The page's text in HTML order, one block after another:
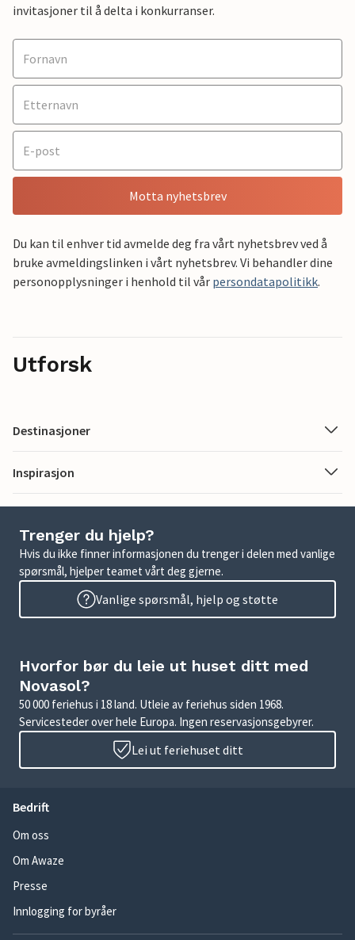
invitasjoner til å delta i konkurranser.
Motta nyhetsbrev
Du kan til enhver tid avmelde deg fra vårt nyhetsbrev ved å
bruke avmeldingslinken i vårt nyhetsbrev. Vi behandler dine
personopplysninger i henhold til vår persondatapolitikk.
Utforsk
Destinasjoner
Inspirasjon
Trenger du hjelp?
Hvis du ikke finner informasjonen du trenger i delen med vanlige
spørsmål, hjelper teamet vårt deg gjerne.
Vanlige spørsmål, hjelp og støtte
Hvorfor bør du leie ut huset ditt med
Novasol?
50 000 feriehus i 18 land. Utleie av feriehus siden 1968.
Servicesteder over hele Europa. Ingen reservasjonsgebyrer.
Lei ut feriehuset ditt
Bedrift
Om oss
Om Awaze
Presse
Innlogging for byråer